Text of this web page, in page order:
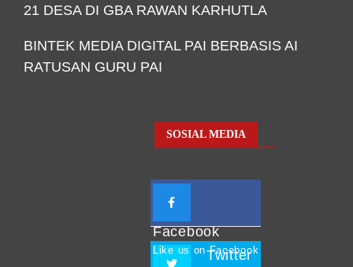
21 DESA DI GBA RAWAN KARHUTLA
BINTEK MEDIA DIGITAL PAI BERBASIS AI
RATUSAN GURU PAI
SOSIAL MEDIA
Facebook
Like us on Facebook
Twitter